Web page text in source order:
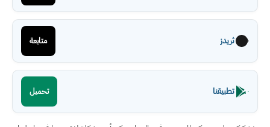
ثريدز متابعة
تطبيقنا تحميل